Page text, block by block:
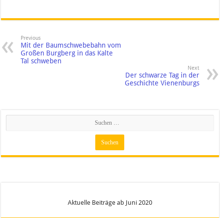
Previous
Mit der Baumschwebebahn vom
Großen Burgberg in das Kalte
Tal schweben
Next
Der schwarze Tag in der
Geschichte Vienenburgs
Aktuelle Beiträge ab Juni 2020